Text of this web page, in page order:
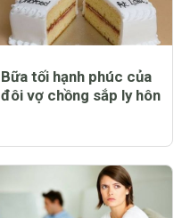
Bữa tối hạnh phúc của
đôi vợ chồng sắp ly hôn